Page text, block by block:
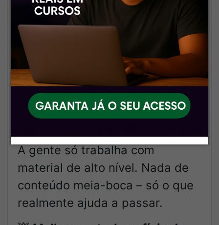
Segurança e confiança
Mais de 90 mil alunos
satisfeitos. Quem compra uma
vez, sempre volta. Nosso nome
é nossa garantia!
🎯Foco total nos melhores
A gente só trabalha com
material de alto nível. Nada de
conteúdo meia-boca – só o que
realmente ajuda a passar.